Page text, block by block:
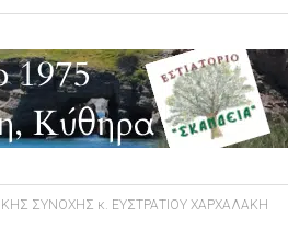
ΣΥΝΟΧΗΣ κ. ΕΥΣΤΡΑΤΙΟΥ ΧΑΡΧΑΛΑΚΗ